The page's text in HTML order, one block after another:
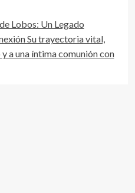
Lobos: Un Legado
Su trayectoria vital,
a una íntima comunión con